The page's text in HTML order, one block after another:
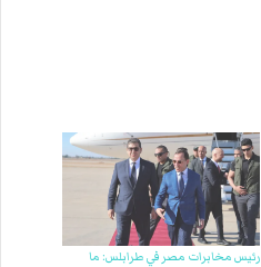
رئيس مخابرات مصر في طرابلس: ما